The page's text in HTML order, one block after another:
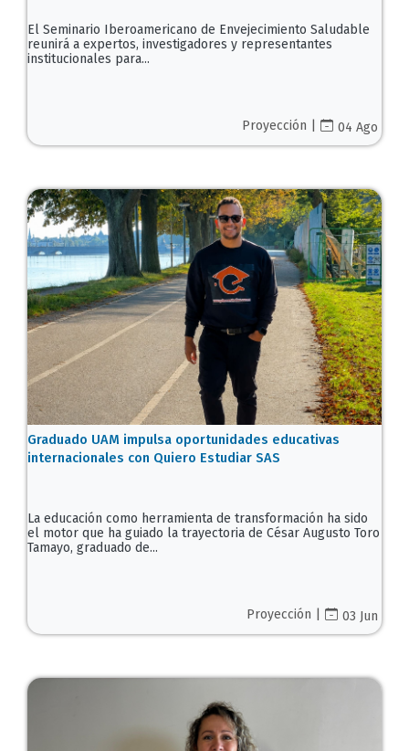
El Seminario Iberoamericano de Envejecimiento Saludable
reunirá a expertos, investigadores y representantes
institucionales para...
Proyección | 04 Ago
Graduado UAM impulsa oportunidades educativas
internacionales con Quiero Estudiar SAS
La educación como herramienta de transformación ha sido
el motor que ha guiado la trayectoria de César Augusto Toro
Tamayo, graduado de...
Proyección | 03 Jun